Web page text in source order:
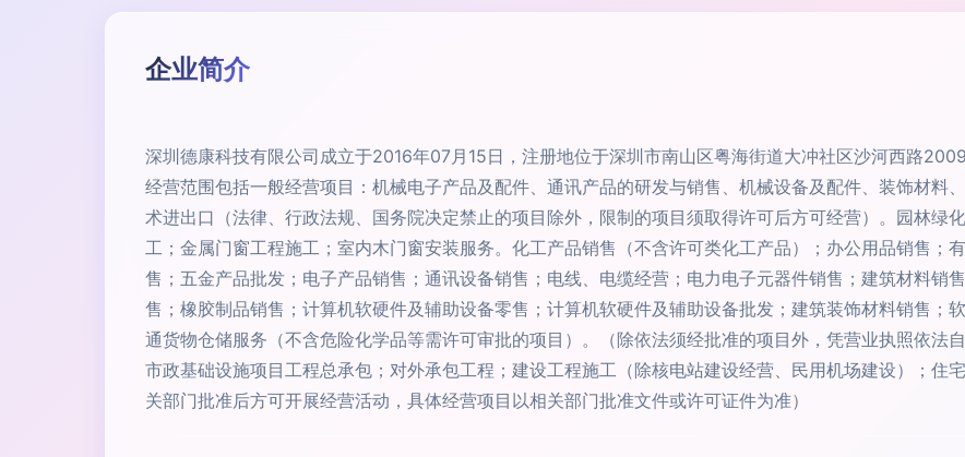
企业简介
深圳德康科技有限公司成立于2016年07月15日，注册地位于深圳市南山区粤海街道大冲社区沙河西路
经营范围包括一般经营项目：机械电子产品及配件、通讯产品的研发与销售、机械设备及配件、装饰材料
术进出口（法律、行政法规、国务院决定禁止的项目除外，限制的项目须取得许可后方可经营）。园林绿
工；金属门窗工程施工；室内木门窗安装服务。化工产品销售（不含许可类化工产品）；办公用品销售；
售；五金产品批发；电子产品销售；通讯设备销售；电线、电缆经营；电力电子元器件销售；建筑材料销
售；橡胶制品销售；计算机软硬件及辅助设备零售；计算机软硬件及辅助设备批发；建筑装饰材料销售；
通货物仓储服务（不含危险化学品等需许可审批的项目）。（除依法须经批准的项目外，凭营业执照依法
市政基础设施项目工程总承包；对外承包工程；建设工程施工（除核电站建设经营、民用机场建设）；住
关部门批准后方可开展经营活动，具体经营项目以相关部门批准文件或许可证件为准）